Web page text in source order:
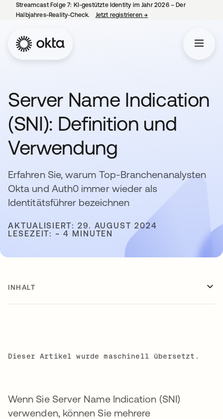
Streamcast Folge 7: KI-gestützte Identity im Jahr 2026 – Der
Halbjahres-Reality-Check.
Jetzt registrieren→
Server Name Indication
(SNI): Definition und
Verwendung
Erfahren Sie, warum Top-Branchenanalysten
Okta und Auth0 immer wieder als
Identitätsführer bezeichnen
AKTUALISIERT: 29. AUGUST 2024
LESEZEIT: ~ 4 MINUTEN
INHALT
Dieser Artikel wurde maschinell übersetzt.
Wenn Sie Server Name Indication (SNI)
verwenden, können Sie mehrere